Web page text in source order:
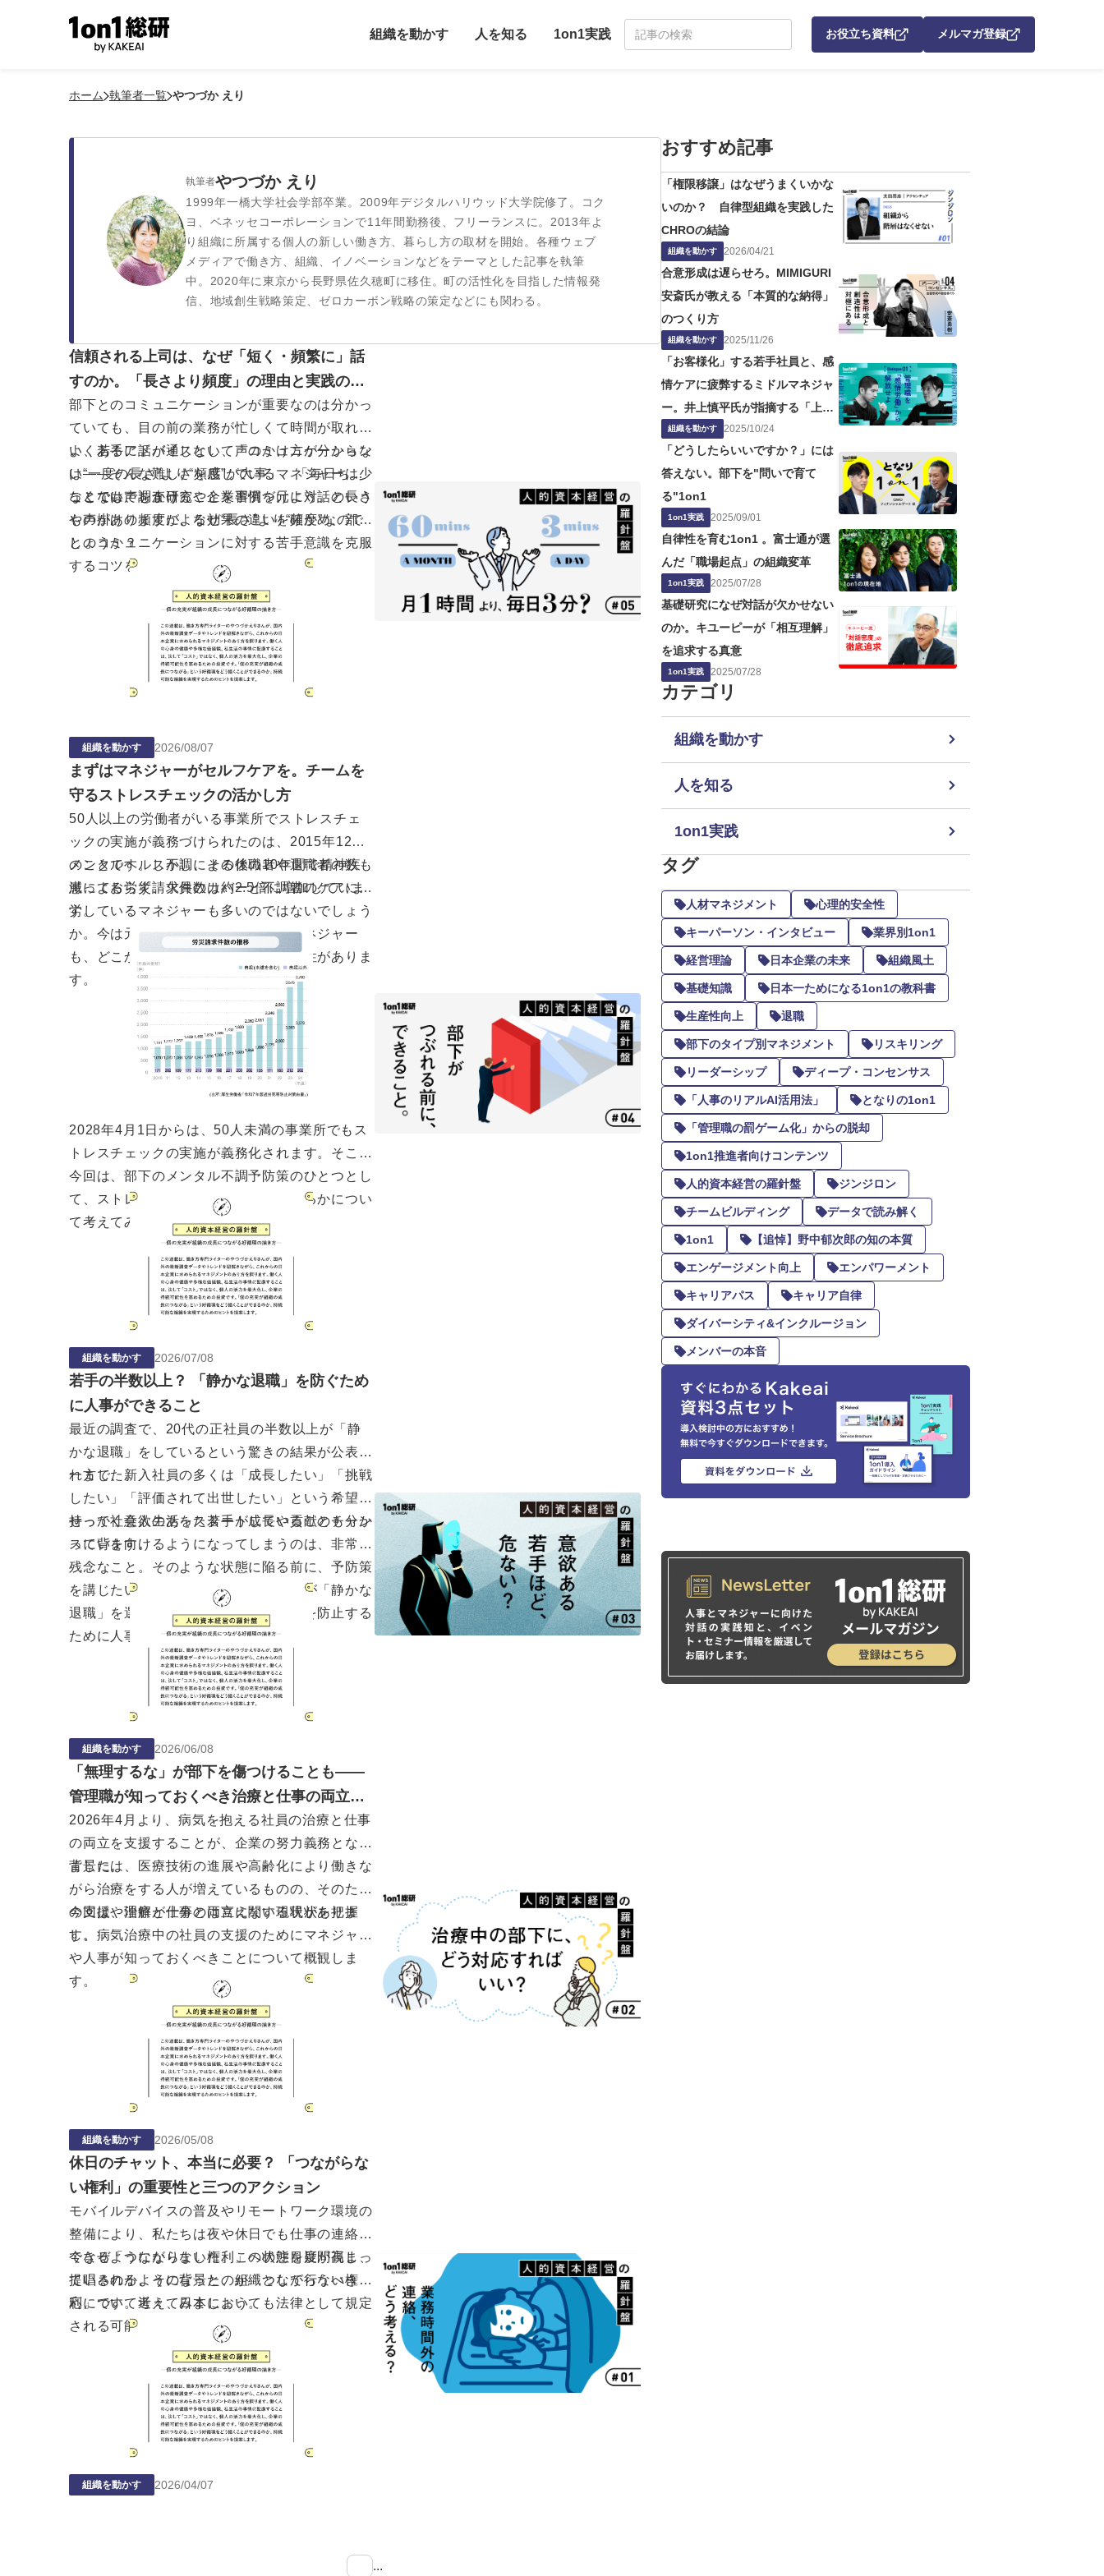
組織を動かす 人を知る 1on1実践 お役立ち資料 メルマガ登録
ホーム 執筆者一覧 やつづか えり
執筆者やつづか えり
1999年一橋大学社会学部卒業。2009年デジタルハリウッド大学院修了。コク
ヨ、ベネッセコーポレーションで11年間勤務後、フリーランスに。2013年よ
り組織に所属する個人の新しい働き方、暮らし方の取材を開始。各種ウェブ
メディアで働き方、組織、イノベーションなどをテーマとした記事を執筆
中。2020年に東京から長野県佐久穂町に移住。町の活性化を目指した情報発
信、地域創生戦略策定、ゼロカーボン戦略の策定などにも関わる。
信頼される上司は、なぜ「短く・頻繁に」話
すのか。「長さより頻度」の理由と実践のコ
ツ
部下とのコミュニケーションが重要なのは分かっ
ていても、目の前の業務が忙しくて時間が取れな
い、若手に話が通じない、声のかけ方が分からな
い——そんな難しさを感じているマネジャーは少
なくないでしょう。
よくあるアドバイスとして「コミュニケーション
は“一度の長さ”より“頻度”が大事」、「毎日ちょ
っとでも声をかけることを習慣づけよう」という
ものがありますが、なぜ“長さ”より“頻度”なので
しょうか？
ここでは、調査研究や企業事例を元に対話の長さ
や声掛けの頻度による効果の違いを確かめ、部下
とのコミュニケーションに対する苦手意識を克服
するコツをお伝えします。
組織を動かす 2026/08/07
まずはマネジャーがセルフケアを。チームを
守るストレスチェックの活かし方
50人以上の労働者がいる事業所でストレスチェ
ック の実施が義務づけられたのは、2015年12月
のことです。しかし、その後の10年間で精神疾
患による労災請求件数は約2.5倍に増加していま
す。
メンタルヘルス不調による休職者や退職者の数も
減っておらず、欠員のカバーと不調者のケアに苦
労しているマネジャーも多いのではないでしょう
か。今は元気な部下に囲まれているマネジャー
も、どこかでこの問題に直面する可能性がありま
す。
2028年4月1日からは、50人未満の事業所でもス
トレスチェックの実施が義務化されます。そこで
今回は、部下のメンタル不調予防策のひとつとし
て、ストレスチェックをいかに活用するかについ
て考えてみましょう。
組織を動かす 2026/07/08
若手の半数以上？ 「静かな退職」を防ぐため
に人事ができること
最近の調査で、20代の正社員の半数以上が「静
かな退職」をしているという驚きの結果が公表さ
れました。
一方で、新入社員の多くは「成長したい」「挑戦
したい」「評価されて出世したい」という希望を
持って社会人生活をスタートしていることも分か
っています。
せっかく意欲のあった若手が成長や貢献のチャン
スに背を向けるようになってしまうのは、非常に
残念なこと。そのような状態に陥る前に、予防策
を講じたいところです。今回は、若手が「静かな
退職」を選択する原因を確かめ、それを防止する
ために人事がすべきことを考えます。
組織を動かす 2026/06/08
「無理するな」が部下を傷つけることも——
管理職が知っておくべき治療と仕事の両立支
援のあり方
2026年4月より、病気を抱える社員の治療と仕事
の両立を支援することが、企業の努力義務となり
ました。
背景には、医療技術の進展や高齢化により働きな
がら治療をする人が増えているものの、そのため
の支援や理解が十分とは言えない現状がありま
す。
今回は、治療と仕事の両立に関する現状を把握
し、病気治療中の社員の支援のためにマネジャー
や人事が知っておくべきことについて概観しま
す。
組織を動かす 2026/05/08
休日のチャット、本当に必要？ 「つながらな
い権利」の重要性と三つのアクション
モバイルデバイスの普及やリモートワーク環境の
整備により、私たちは夜や休日でも仕事の連絡が
できるようになりました。この状態を疑問視し、
提唱されるようになったのが「つながらない権
利」です。近々、日本においても法律として規定
される可能性が高まってきました。
今なぜ「つながらない権利」への注目度が高まっ
ているのか、その背景と、組織として行うべき対
応について考えてみましょう。
組織を動かす 2026/04/07
...
おすすめ記事
「権限移譲」はなぜうまくいかな
いのか？ 自律型組織を実践した
CHROの結論
組織を動かす 2026/04/21
合意形成は遅らせろ。MIMIGURI
安斎氏が教える「本質的な納得」
のつくり方
組織を動かす 2025/11 /26
「お客様化」する若手社員と、感
情ケアに疲弊するミドルマネジャ
ー。井上慎平氏が指摘する「上司
の役割」の問題点
組織を動かす 2025/10/24
「どうしたらいいですか？」には
答えない。部下を"問いで育て
る"1on1
1on1実践 2025/09/01
自律性を育む1on1 。富士通が選
んだ「職場起点」の組織変革
1on1実践 2025/07/28
基礎研究になぜ対話が欠かせない
のか。キユーピーが「相互理解」
を追求する真意
1on1実践 2025/07/28
カテゴリ
組織を動かす
人を知る
1on1実践
タグ
人材マネジメント 心理的安全性
キーパーソン・インタビュー 業界別1on1
経営理論 日本企業の未来 組織風土
基礎知識 日本一ためになる1on1の教科書
生産性向上 退職
部下のタイプ別マネジメント リスキリング
リーダーシップ ディープ・コンセンサス
「人事のリアルAI活用法」 となりの1on1
「管理職の罰ゲーム化」からの脱却
1on1推進者向けコンテンツ
人的資本経営の羅針盤 ジンジロン
チームビルディング データで読み解く
1on1 【追悼】野中郁次郎の知の本質
エンゲージメント向上 エンパワーメント
キャリアパス キャリア自律
ダイバーシティ&インクルージョン
メンバーの本音